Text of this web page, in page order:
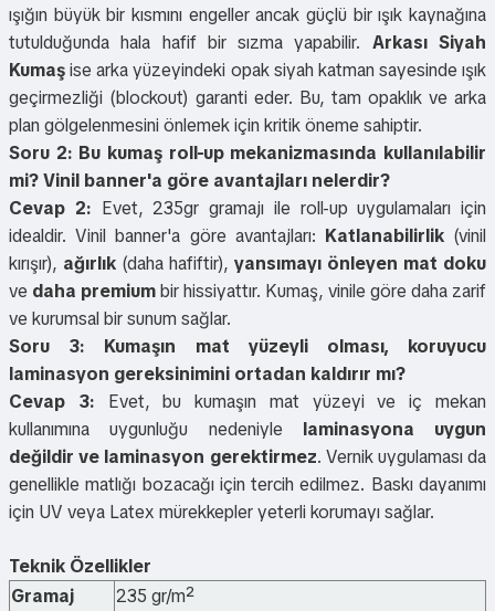
ışığın büyük bir kısmını engeller ancak güçlü bir ışık kaynağına
tutulduğunda hala hafif bir sızma yapabilir. Arkası Siyah
Kumaşise arka yüzeyindeki opak siyah katman sayesinde ışık
geçirmezliği (blockout) garanti eder. Bu, tam opaklık ve arka
plan gölgelenmesini önlemek için kritik öneme sahiptir.
Soru 2: Bu kumaş roll-up mekanizmasında kullanılabilir
mi? Vinil banner'a göre avantajları nelerdir?
Cevap 2: Evet, 235gr gramajı ile roll-up uygulamaları için
idealdir. Vinil banner'a göre avantajları: Katlanabilirlik(vinil
kırışır), ağırlık (daha hafiftir), yansımayı önleyen mat doku
ve daha premiumbir hissiyattır. Kumaş, vinile göre daha zarif
ve kurumsal bir sunum sağlar.
Soru 3: Kumaşın mat yüzeyli olması, koruyucu
laminasyon gereksinimini ortadan kaldırır mı?
Cevap 3: Evet, bu kumaşın mat yüzeyi ve iç mekan
kullanımına uygunluğu nedeniyle laminasyona uygun
değildir ve laminasyon gerektirmez. Vernik uygulaması da
genellikle matlığı bozacağı için tercih edilmez. Baskı dayanımı
için UV veya Latex mürekkepler yeterli korumayı sağlar.
Teknik Özellikler
Gramaj
235 gr/m²